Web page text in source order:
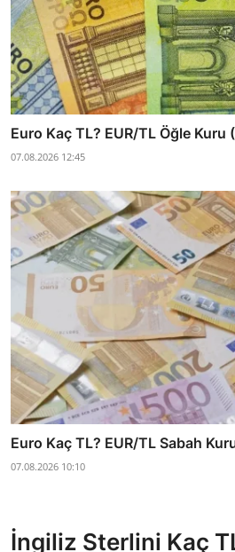
Euro Kaç TL? EUR/TL Öğle
07.08.2026 12:45
Euro Kaç TL? EUR/TL Sabah
07.08.2026 10:10
İngiliz Sterlini Kaç